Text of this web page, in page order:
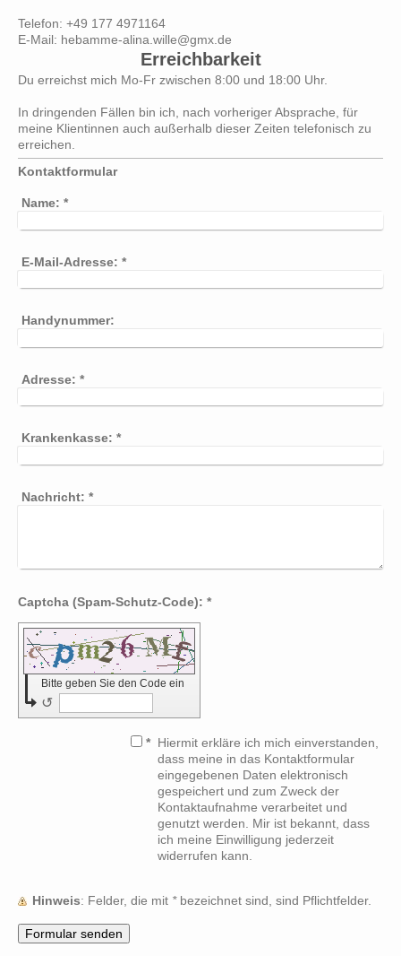
Telefon: +49 177 4971164
E-Mail: hebamme-alina.wille@gmx.de
Erreichbarkeit
Du erreichst mich Mo-Fr zwischen 8:00 und 18:00 Uhr.
In dringenden Fällen bin ich, nach vorheriger Absprache, für
meine Klientinnen auch außerhalb dieser Zeiten telefonisch zu
erreichen.
Kontaktformular
Name: *
E-Mail-Adresse: *
Handynummer:
Adresse: *
Krankenkasse: *
Nachricht: *
Captcha (Spam-Schutz-Code): *
Bitte geben Sie den Code ein
↺
* Hiermit erkläre ich mich einverstanden,
dass meine in das Kontaktformular
eingegebenen Daten elektronisch
gespeichert und zum Zweck der
Kontaktaufnahme verarbeitet und
genutzt werden. Mir ist bekannt, dass
ich meine Einwilligung jederzeit
widerrufen kann.
Hinweis : Felder, die mit *bezeichnet sind, sind Pflichtfelder.